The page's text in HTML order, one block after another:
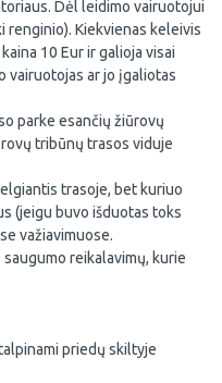
Dėl leidimo vairuotojui
renginio). Kiekvienas keleivis
10 Eur ir galioja visai
vairuotojas ar jo įgaliotas
parke esančių žiūrovų
tribūnų trasos viduje
trasoje, bet kuriuo
(jeigu buvo išduotas toks
važiavimuose.
reikalavimų, kurie
priedų skiltyje